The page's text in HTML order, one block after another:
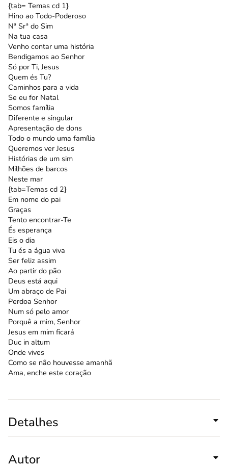
{tab= Temas cd 1}
Hino ao Todo-Poderoso
Nª Srª do Sim
Na tua casa
Venho contar uma história
Bendigamos ao Senhor
Só por Ti, Jesus
Quem és Tu?
Caminhos para a vida
Se eu for Natal
Somos família
Diferente e singular
Apresentação de dons
Todo o mundo uma família
Queremos ver Jesus
Histórias de um sim
Milhões de barcos
Neste mar
{tab=Temas cd 2}
Em nome do pai
Graças
Tento encontrar-Te
És esperança
Eis o dia
Tu és a água viva
Ser feliz assim
Ao partir do pão
Deus está aqui
Um abraço de Pai
Perdoa Senhor
Num só pelo amor
Porquê a mim, Senhor
Jesus em mim ficará
Duc in altum
Onde vives
Como se não houvesse amanhã
Ama, enche este coração
Detalhes
Autor